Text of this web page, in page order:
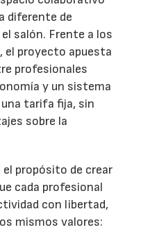
diferente de
salón. Frente a los
el proyecto apuesta
profesionales
y un sistema
tarifa fija, sin
sobre la
propósito de crear
cada profesional
con libertad,
mismos valores: